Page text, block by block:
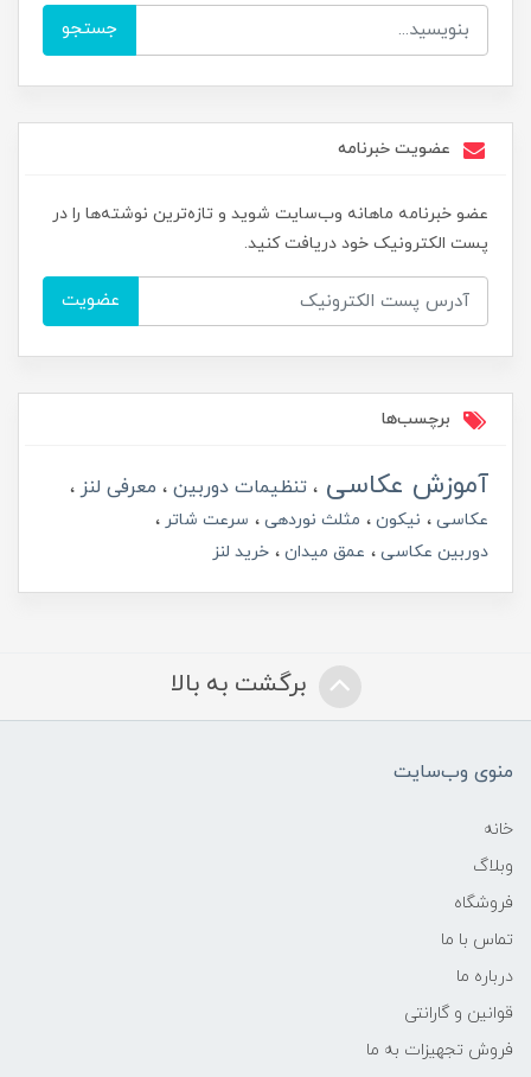
جستجو
عضویت خبرنامه
عضو خبرنامه ماهانه وب‌سایت شوید و تازه‌ترین نوشته‌ها را در
پست الکترونیک خود دریافت کنید.
عضویت
برچسب‌ها
آموزش عکاسی تنظیمات دوربین معرفی لنز
عکاسی نیکون مثلث نوردهی
سرعت شاتر
دوربین عکاسی
عمق میدان خرید لنز
برگشت به بالا
منوی وب‌سایت
خانه
وبلاگ
فروشگاه
تماس با ما
درباره ما
قوانین و گارانتی
فروش تجهیزات به ما